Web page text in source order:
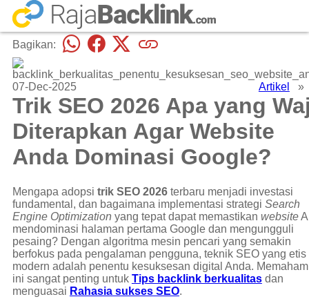
Bagikan:
07-Dec-2025 Artikel »
Trik SEO 2026 Apa yang
Diterapkan Agar Website
Anda Dominasi Google?
Mengapa adopsi trik SEO 2026terbaru menjadi investasi
fundamental, dan bagaimana implementasi strategi Search
Engine Optimization yang tepat dapat memastikan website
mendominasi halaman pertama Google dan mengungguli
pesaing? Dengan algoritma mesin pencari yang semakin
berfokus pada pengalaman pengguna, teknik SEO yang etis
modern adalah penentu kesuksesan digital Anda.
ini sangat penting untuk Tips backlink berkualitasdan
menguasai Rahasia sukses SEO.